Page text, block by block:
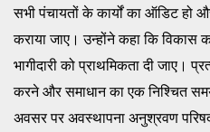
सभी पंचायतों के कार्यों का ऑडिट हो
कराया जाए। उन्होंने कहा कि विकास
भागीदारी को प्राथमिकता दी जाए।
करने और समाधान का एक निश्चित
अवसर पर अवस्थापना अनुश्रवण परिषद